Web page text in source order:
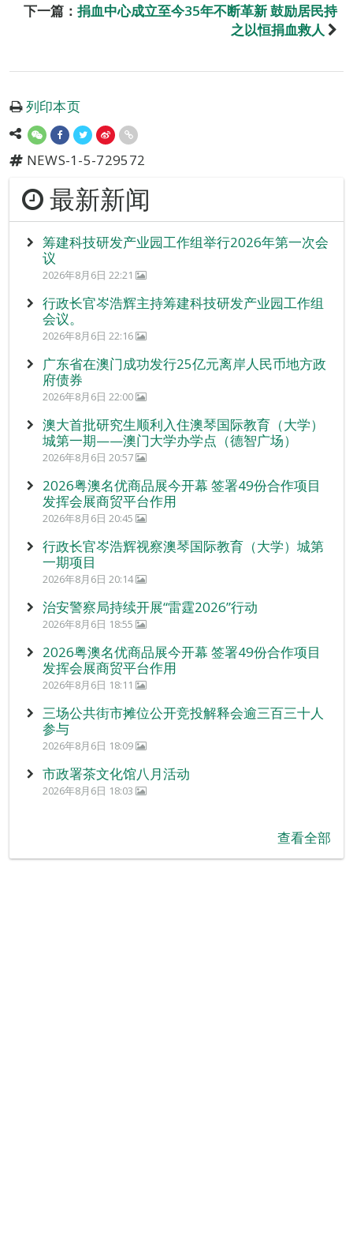
下一篇： 捐血中心成立至今35年不断革新 鼓励居民持
之以恒捐血救人
列印本页
NEWS-1-5-729572
最新新闻
筹建科技研发产业园工作组举行2026年第一次会
议
2026年8月6日 22:21
行政长官岑浩辉主持筹建科技研发产业园工作组
会议。
2026年8月6日 22:16
广东省在澳门成功发行25亿元离岸人民币地方政
府债券
2026年8月6日 22:00
澳大首批研究生顺利入住澳琴国际教育（大学）
城第一期——澳门大学办学点（德智广场）
2026年8月6日 20:57
2026粤澳名优商品展今开幕 签署49份合作项目
发挥会展商贸平台作用
2026年8月6日 20:45
行政长官岑浩辉视察澳琴国际教育（大学）城第
一期项目
2026年8月6日 20:14
治安警察局持续开展“雷霆2026”行动
2026年8月6日 18:55
2026粤澳名优商品展今开幕 签署49份合作项目
发挥会展商贸平台作用
2026年8月6日 18:11
三场公共街市摊位公开竞投解释会逾三百三十人
参与
2026年8月6日 18:09
市政署茶文化馆八月活动
2026年8月6日 18:03
查看全部